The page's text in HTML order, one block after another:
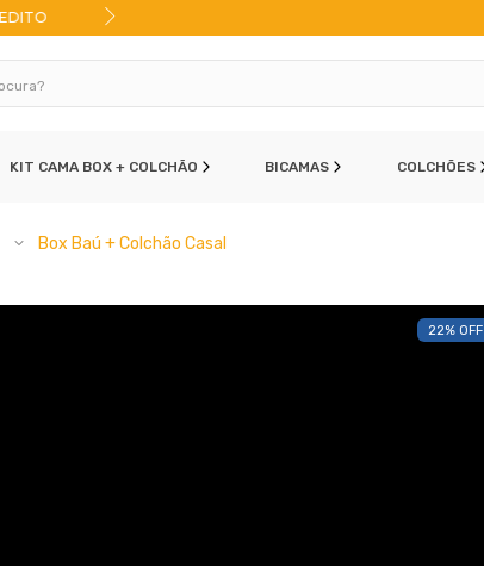
KIT CAMA BOX + COLCHÃO BICAMAS COLCHÕES
Box Baú + Colchão Casal
22% OFF